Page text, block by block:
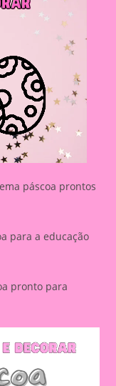
páscoa prontos
para a educação
pronto para